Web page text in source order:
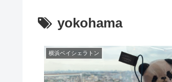
yokohama
横浜ベイシェラトン